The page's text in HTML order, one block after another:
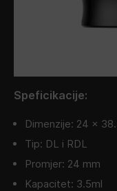
Speficikacije:
Dimenzije: 24 x
Tip: DL i RDL
Promjer: 24 mm
Kapacitet: 3.5ml